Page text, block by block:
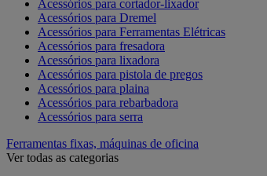
Acessórios para cortador-lixador
Acessórios para Dremel
Acessórios para Ferramentas Elétricas
Acessórios para fresadora
Acessórios para lixadora
Acessórios para pistola de pregos
Acessórios para plaina
Acessórios para rebarbadora
Acessórios para serra
Ferramentas fixas, máquinas de oficina
Ver todas as categorias